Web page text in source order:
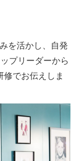
を活かし、自発
プリーダーから
でお伝えしま